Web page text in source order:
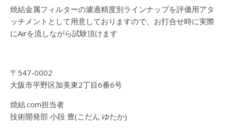
焼結金属フィルターの濾過精度別ラインナップを評価用アタ
ッチメントとして用意しておりますので、お打合せ時に実際
にAirを流しながら試験頂けます
〒547-0002
大阪市平野区加美東2丁目6番6号
焼結.com担当者
技術開発部 小段 豊(こだん ゆたか)